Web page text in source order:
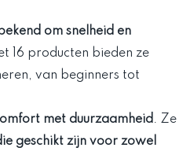
om snelheid en
16 producten bieden ze
van beginners tot
met duurzaamheid . Ze
geschikt zijn voor zowel